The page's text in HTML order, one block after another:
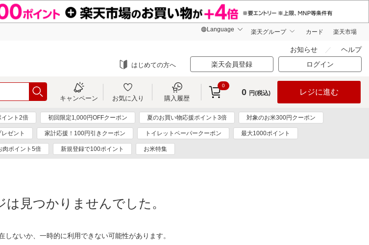
楽天グループ カード 楽天市場
お知らせ ヘルプ
はじめての方へ 楽天会員登録 ログイン
キャンペーン お気に入り 購入履歴
0
0 円(税込) レジに進む
イント2倍 初回限定1,000円OFFクーポン 夏のお買い物応援ポイント3倍 対象のお米300円クーポン
ゼント 家計応援！100円引きクーポン トイレットペーパークーポン 最大1000ポイント
肉ポイント5倍 新規登録で100ポイント お米特集
は見つかりませんでした。
しないか、一時的に利用できない可能性があります。